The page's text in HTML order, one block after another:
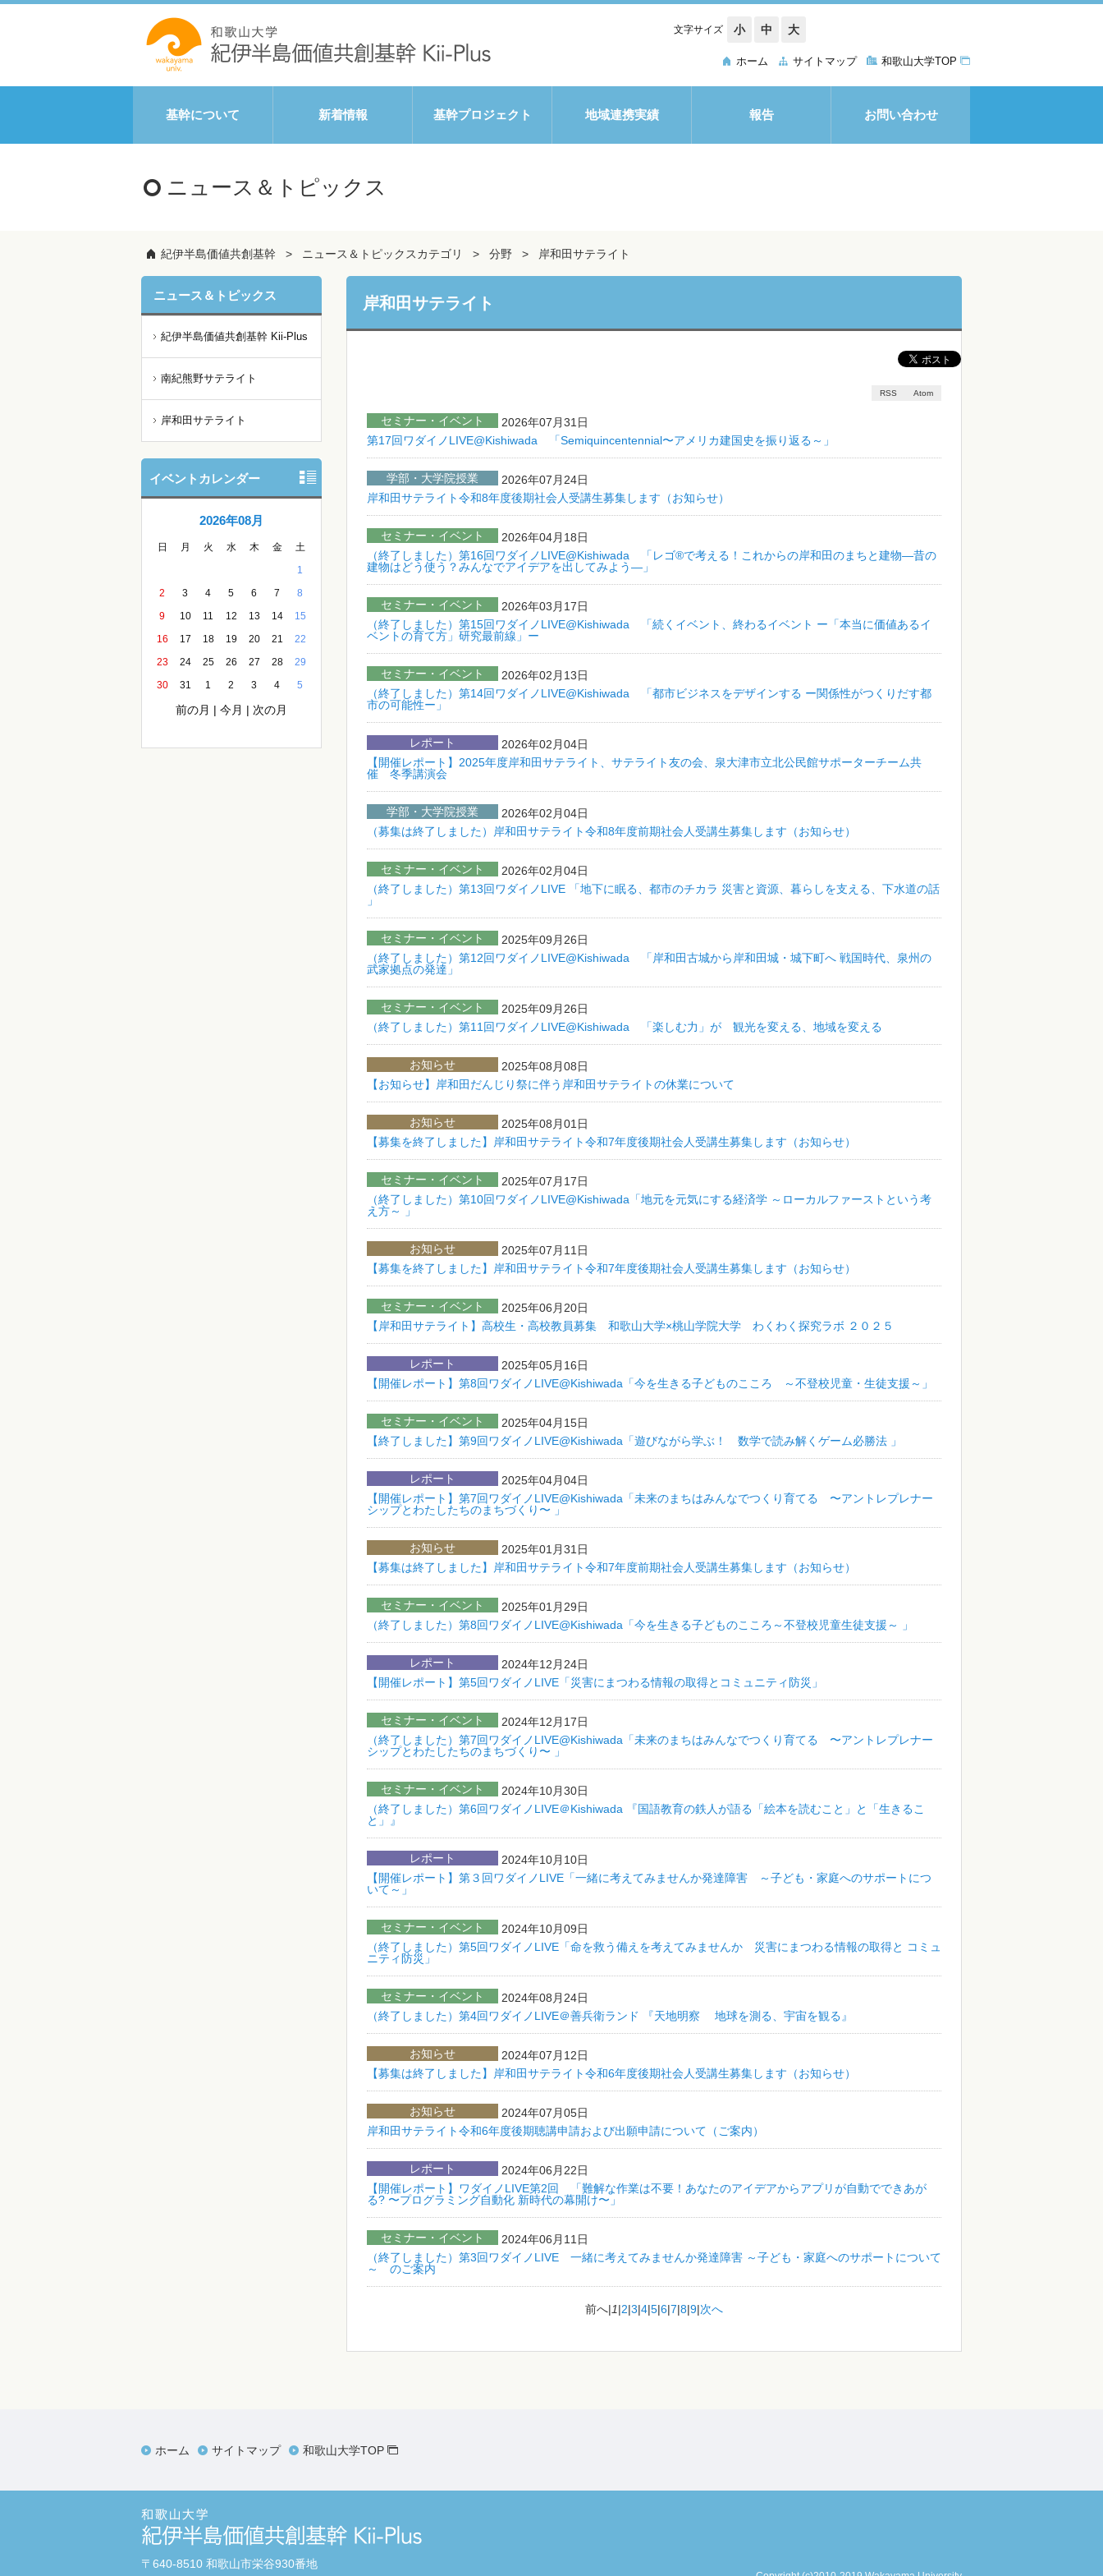
文字サイズ 小 中 大
ホーム サイトマップ 和歌山大学TOP
基幹について 新着情報 基幹プロジェクト 地域連携実績 報告 お問い合わせ
ニュース＆トピックス
紀伊半島価値共創基幹 ニュース＆トピックスカテゴリ 分野 岸和田サテライト
岸和田サテライト
RSS Atom
セミナー・イベント
2026年07月31日
第17回ワダイノLIVE@Kishiwada 「Semiquincentennial〜アメリカ建国史を振り返る～」
学部・大学院授業
2026年07月24日
岸和田サテライト令和8年度後期社会人受講生募集します（お知らせ）
セミナー・イベント
2026年04月18日
（終了しました）第16回ワダイノLIVE@Kishiwada 「レゴ®で考える！これからの岸和田のまちと建物―昔の
建物はどう使う？みんなでアイデアを出してみよう―」
セミナー・イベント
2026年03月17日
（終了しました）第15回ワダイノLIVE@Kishiwada 「続くイベント、終わるイベント ー「本当に価値あるイ
ベントの育て方」研究最前線」ー
セミナー・イベント
2026年02月13日
（終了しました）第14回ワダイノLIVE@Kishiwada 「都市ビジネスをデザインする ー関係性がつくりだす都
市の可能性ー」
レポート
2026年02月04日
【開催レポート】2025年度岸和田サテライト、サテライト友の会、泉大津市立北公民館サポーターチーム共
催 冬季講演会
学部・大学院授業
2026年02月04日
（募集は終了しました）岸和田サテライト令和8年度前期社会人受講生募集します（お知らせ）
セミナー・イベント
2026年02月04日
（終了しました）第13回ワダイノLIVE 「地下に眠る、都市のチカラ 災害と資源、暮らしを支える、下水道の話
」
セミナー・イベント
2025年09月26日
（終了しました）第12回ワダイノLIVE@Kishiwada 「岸和田古城から岸和田城・城下町へ 戦国時代、泉州の
武家拠点の発達」
セミナー・イベント
2025年09月26日
（終了しました）第11回ワダイノLIVE@Kishiwada 「楽しむ力」が 観光を変える、地域を変える
お知らせ
2025年08月08日
【お知らせ】岸和田だんじり祭に伴う岸和田サテライトの休業について
お知らせ
2025年08月01日
【募集を終了しました】岸和田サテライト令和7年度後期社会人受講生募集します（お知らせ）
セミナー・イベント
2025年07月17日
（終了しました）第10回ワダイノLIVE@Kishiwada「地元を元気にする経済学 ～ローカルファーストという考
え方～ 」
お知らせ
2025年07月11日
【募集を終了しました】岸和田サテライト令和7年度後期社会人受講生募集します（お知らせ）
セミナー・イベント
2025年06月20日
【岸和田サテライト】高校生・高校教員募集 和歌山大学×桃山学院大学 わくわく探究ラボ ２０２５
レポート
2025年05月16日
【開催レポート】第8回ワダイノLIVE@Kishiwada「今を生きる子どものこころ ～不登校児童・生徒支援～」
セミナー・イベント
2025年04月15日
【終了しました】第9回ワダイノLIVE@Kishiwada「遊びながら学ぶ！ 数学で読み解くゲーム必勝法 」
レポート
2025年04月04日
【開催レポート】第7回ワダイノLIVE@Kishiwada「未来のまちはみんなでつくり育てる 〜アントレプレナー
シップとわたしたちのまちづくり〜 」
お知らせ
2025年01月31日
【募集は終了しました】岸和田サテライト令和7年度前期社会人受講生募集します（お知らせ）
セミナー・イベント
2025年01月29日
（終了しました）第8回ワダイノLIVE@Kishiwada「今を生きる子どものこころ～不登校児童生徒支援～ 」
レポート
2024年12月24日
【開催レポート】第5回ワダイノLIVE「災害にまつわる情報の取得とコミュニティ防災」
セミナー・イベント
2024年12月17日
（終了しました）第7回ワダイノLIVE@Kishiwada「未来のまちはみんなでつくり育てる 〜アントレプレナー
シップとわたしたちのまちづくり〜 」
セミナー・イベント
2024年10月30日
（終了しました）第6回ワダイノLIVE＠Kishiwada 『国語教育の鉄人が語る「絵本を読むこと」と「生きるこ
と」』
レポート
2024年10月10日
【開催レポート】第３回ワダイノLIVE「一緒に考えてみませんか発達障害 ～子ども・家庭へのサポートにつ
いて～」
セミナー・イベント
2024年10月09日
（終了しました）第5回ワダイノLIVE「命を救う備えを考えてみませんか 災害にまつわる情報の取得と コミュ
ニティ防災」
セミナー・イベント
2024年08月24日
（終了しました）第4回ワダイノLIVE＠善兵衛ランド 『天地明察 地球を測る、宇宙を観る』
お知らせ
2024年07月12日
【募集は終了しました】岸和田サテライト令和6年度後期社会人受講生募集します（お知らせ）
お知らせ
2024年07月05日
岸和田サテライト令和6年度後期聴講申請および出願申請について（ご案内）
レポート
2024年06月22日
【開催レポート】ワダイノLIVE第2回 「難解な作業は不要！あなたのアイデアからアプリが自動でできあが
る? 〜プログラミング自動化 新時代の幕開け〜」
セミナー・イベント
2024年06月11日
（終了しました）第3回ワダイノLIVE 一緒に考えてみませんか発達障害 ～子ども・家庭へのサポートについて
～ のご案内
前へ|1|2|3|4|5|6|7|8|9|次へ
ニュース＆トピックス
紀伊半島価値共創基幹 Kii-Plus
南紀熊野サテライト
岸和田サテライト
イベントカレンダー
2026年08月
日 月 火 水 木 金
土
1
2
3 4 5 6 7
8
9
10 11 12 13 14
15
16
17 18 19 20 21
22
23
24 25 26 27 28
29
30
31 1 2 3 4 5
前の月 | 今月 | 次の月
ホーム サイトマップ 和歌山大学TOP
〒640-8510 和歌山市栄谷930番地